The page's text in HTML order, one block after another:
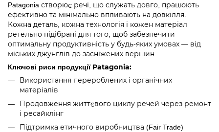
Patagonia створює речі, що служать довго, працюють
ефективно та мінімально впливають на довкілля.
Кожна деталь, кожна технологія і кожен матеріал
ретельно підібрані для того, щоб забезпечити
оптимальну продуктивність у будь-яких умовах — від
міських джунглів до засніжених вершин.
Ключові риси продукції Patagonia:
Використання перероблених і органічних
матеріалів
Продовження життєвого циклу речей через ремонт
і ресайклінг
Підтримка етичного виробництва (Fair Trade)